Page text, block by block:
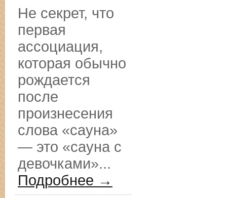
Не секрет, что
первая
ассоциация,
которая обычно
рождается
после
произнесения
слова «сауна»
— это «сауна с
девочками»...
Подробнее →